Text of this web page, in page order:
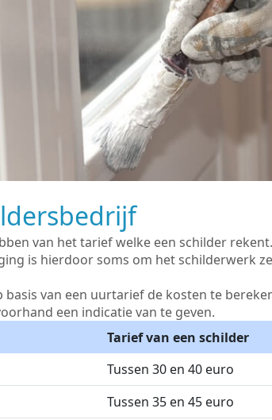
van het tarief welke een schilder
is hierdoor soms om het schilderwerk
van een uurtarief de kosten te
een indicatie van te geven.
Tarief van een schilder
Tussen 30 en 40 euro
Tussen 35 en 45 euro